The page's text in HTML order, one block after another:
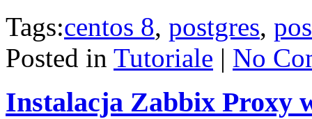
Tags:centos 8, postgres,
Posted in Tutoriale | No
Instalacja Zabbix Proxy